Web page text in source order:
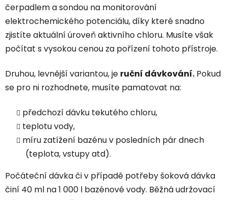
čerpadlem a sondou na monitorování
elektrochemického potenciálu, díky které snadno
zjistíte aktuální úroveň aktivního chloru. Musíte však
počítat s vysokou cenou za pořízení tohoto přístroje.
Druhou, levnější variantou, je ruční dávkování. Pokud
se pro ni rozhodnete, musíte pamatovat na:
předchozí dávku tekutého chloru,
teplotu vody,
míru zatížení bazénu v posledních pár dnech
(teplota, vstupy atd).
Počáteční dávka či v případě potřeby šoková dávka
činí 40 ml na 1 000 l bazénové vody. Běžná udržovací